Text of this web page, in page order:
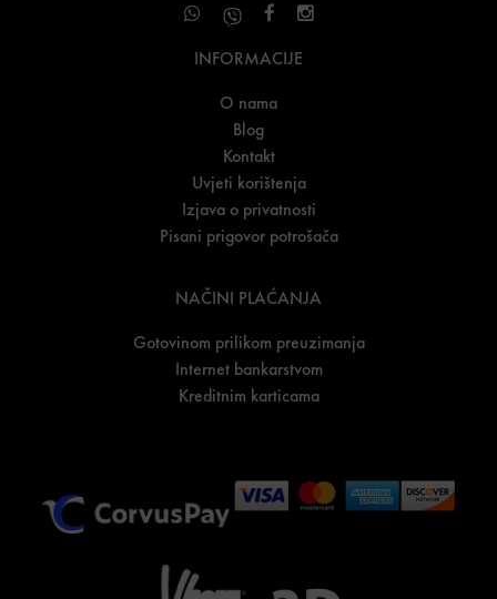
INFORMACIJE
O nama
Blog
Kontakt
Uvjeti korištenja
Izjava o privatnosti
Pisani prigovor potrošača
NAČINI PLAĆANJA
Gotovinom prilikom preuzimanja
Internet bankarstvom
Kreditnim karticama